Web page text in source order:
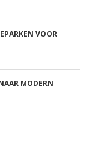
VOOR
MODERN